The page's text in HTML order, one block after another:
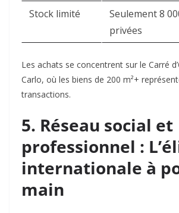
Stock limité
Seulement 8
privées
Les achats se concentrent sur le Carré
Carlo, où les biens de 200 m²+
transactions.
5. Réseau social et
professionnel :
internationale à
main